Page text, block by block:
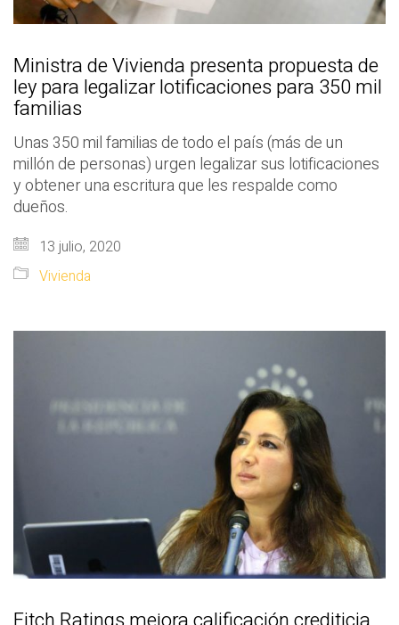
Ministra de Vivienda presenta propuesta de
ley para legalizar lotificaciones para 350 mil
familias
Unas 350 mil familias de todo el país (más de un
millón de personas) urgen legalizar sus lotificaciones
y obtener una escritura que les respalde como
dueños.
13 julio, 2020
Vivienda